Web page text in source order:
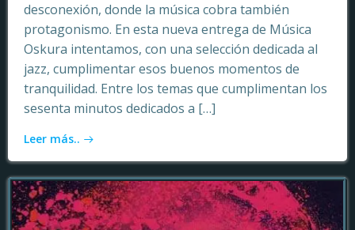
desconexión, donde la música cobra también
protagonismo. En esta nueva entrega de Música
Oskura intentamos, con una selección dedicada al
jazz, cumplimentar esos buenos momentos de
tranquilidad. Entre los temas que cumplimentan los
sesenta minutos dedicados a […]
Leer más..